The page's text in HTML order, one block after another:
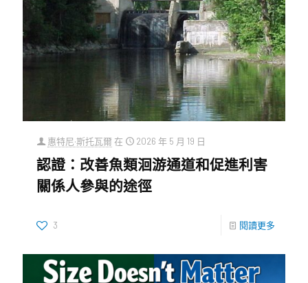
惠特尼·斯托瓦爾 在 2026 年 5 月 19 日
認證：改善魚類洄游通道和促進利害
關係人參與的途徑
3 閱讀更多